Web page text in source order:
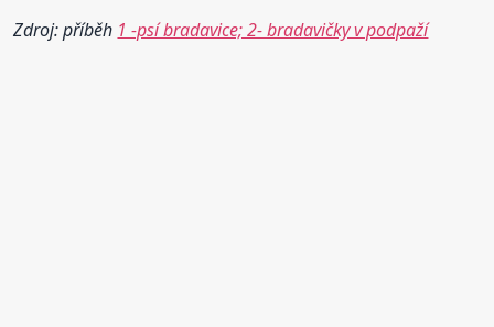
Zdroj: příběh 1 -psí bradavice; 2- bradavičky v podpaží